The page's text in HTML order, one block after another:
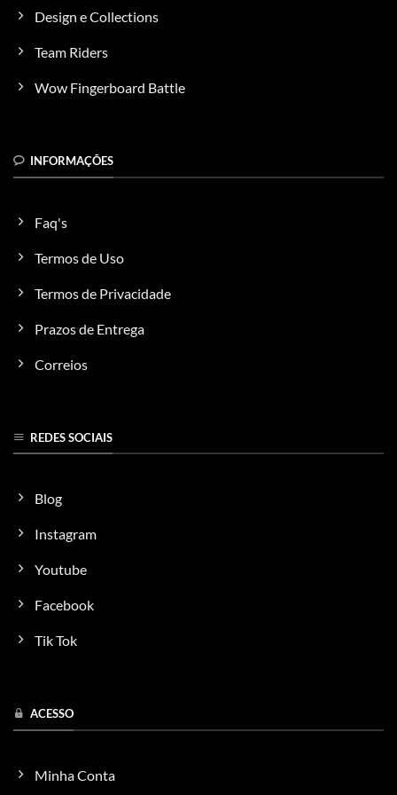
escolhidas
na
do
Design e Collections
Team Riders
Wow Fingerboard Battle
INFORMAÇÕES
Faq's
Termos de Uso
Termos de Privacidade
Prazos de Entrega
Correios
REDES SOCIAIS
Blog
Instagram
Youtube
Facebook
Tik Tok
ACESSO
Minha Conta